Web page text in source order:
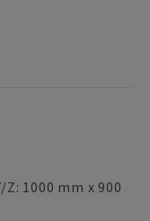
1000 mm x 900